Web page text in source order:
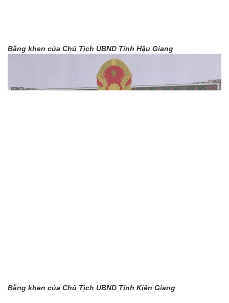
Bằng khen của Chủ Tịch UBND Tỉnh Hậu Giang
Bằng khen của Chủ Tịch UBND Tỉnh Kiên Giang